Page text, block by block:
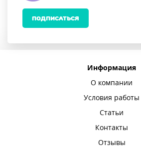
ПОДПИСАТЬСЯ
Информация
О компании
Условия работы
Статьи
Контакты
Отзывы